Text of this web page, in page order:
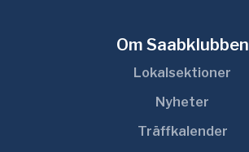
Om Saabklubben
Lokalsektioner
Nyheter
Träffkalender